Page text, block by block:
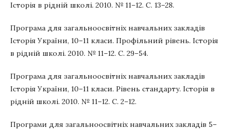
Історія в рідній школі. 2010. № 11–12. С. 13–28.
Програма для загальноосвітніх навчальних закладів
Історія України, 10–11 класи. Профільний рівень. Історія
в рідній школі. 2010. № 11–12. С. 29–54.
Програма для загальноосвітніх навчальних закладів
Історія України, 10–11 класи. Рівень стандарту. Історія в
рідній школі. 2010. № 11–12. С. 2–12.
Програми для загальноосвітніх навчальних закладів 5–